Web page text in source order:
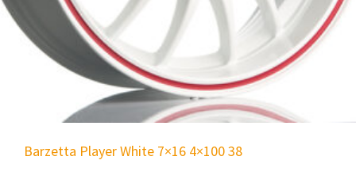
Barzetta Player White 7×16 4×100 38